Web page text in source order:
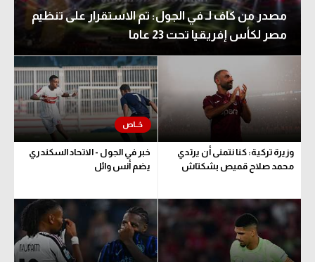
مصدر من كاف لـ في الجول: تم الاستقرار على تنظيم
مصر لكأس إفريقيا تحت 23 عاما
وزيرة تركية: كنا نتمنى أن يرتدي
محمد صلاح قميص بشكتاش
خبر في الجول - الاتحاد السكندري
يضم أنس وائل